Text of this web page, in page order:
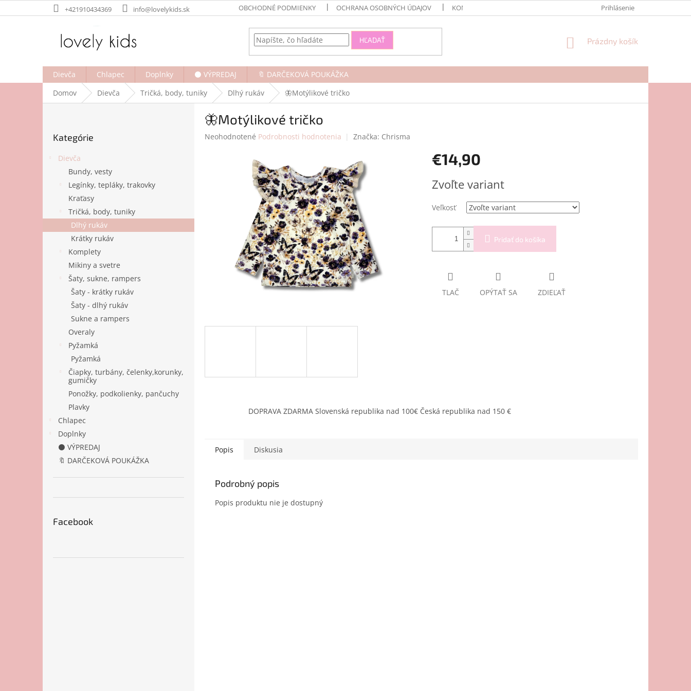
na
+421910434369 info@lovelykids.sk OBCHODNÉ PODMIENKY OCHRANA OSOBNÝCH ÚDAJOV KONTAKTY Prihlásenie
HĽADAŤ
NÁKUPNÝ
Prázdny košík
Dievča Chlapec Doplnky ⚫ VÝPREDAJ
🔖 DARČEKOVÁ POUKÁŽKA
Domov
Dievča Tričká, body, tuniky Dlhý rukáv 🦋Motýlikové tričko
kategórie
Kategórie
Dievča
Bundy, vesty
Legínky, tepláky, trakovky
Kraťasy
Tričká, body, tuniky
Dlhý rukáv
Krátky rukáv
Komplety
Mikiny a svetre
Šaty, sukne, rampers
Šaty - krátky rukáv
Šaty - dlhý rukáv
Sukne a rampers
Overaly
Pyžamká
Pyžamká
Čiapky, turbány, čelenky,korunky,
gumičky
Ponožky, podkolienky, pančuchy
Plavky
Chlapec
Doplnky
⚫ VÝPREDAJ
🔖 DARČEKOVÁ POUKÁŽKA
Facebook
🦋Motýlikové tričko
Priemerné
Neohodnotené Podrobnosti hodnotenia Značka: Chrisma
€14,90
cena:
Zvoľte variant
Veľkosť
Pridať do košíka
TLAČ OPÝTAŤ SA ZDIEĽAŤ
DOPRAVA ZDARMA Slovenská republika nad 100€ Česká republika nad 150 €
Popis Diskusia
Podrobný popis
Popis produktu nie je dostupný